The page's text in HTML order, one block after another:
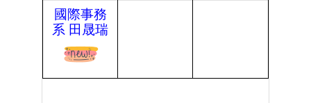
國際事務
系 田晟瑞